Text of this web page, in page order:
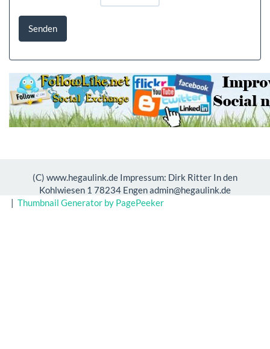
(C) www.hegaulink.de Impressum: Dirk Ritter In den
Kohlwiesen 1 78234 Engen admin@hegaulink.de
| Thumbnail Generator by PagePeeker